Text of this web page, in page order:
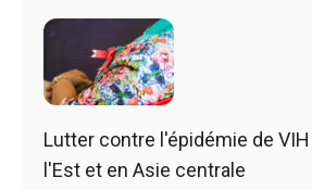
Lutter contre l'épidémie de
l'Est et en Asie centrale